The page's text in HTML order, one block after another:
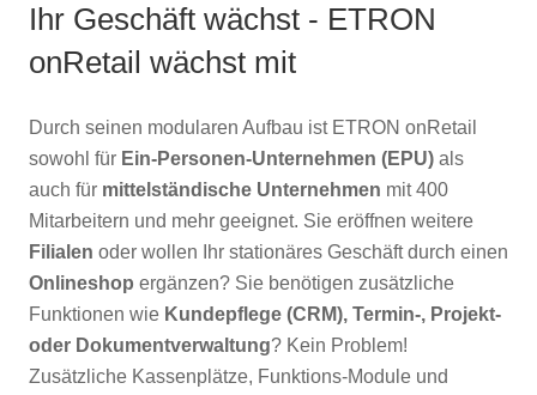
Ihr Geschäft wächst - ETRON
onRetail wächst mit
Durch seinen modularen Aufbau ist ETRON onRetail
sowohl für Ein-Personen-Unternehmen (EPU) als
auch für mittelständische Unternehmen mit 400
Mitarbeitern und mehr geeignet. Sie eröffnen weitere
Filialen oder wollen Ihr stationäres Geschäft durch einen
Onlineshop ergänzen? Sie benötigen zusätzliche
Funktionen wie Kundepflege (CRM), Termin-, Projekt-
oder Dokumentverwaltung? Kein Problem!
Zusätzliche Kassenplätze, Funktions-Module und